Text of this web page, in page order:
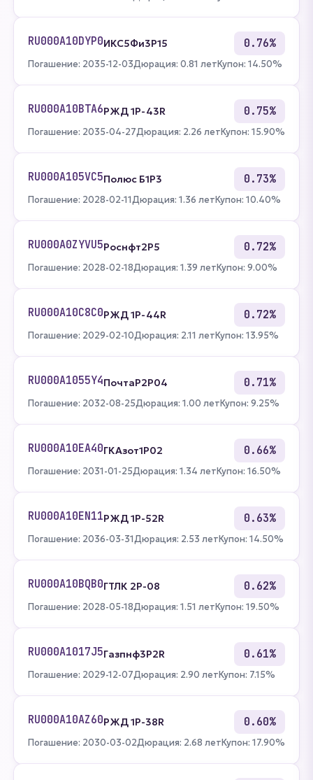
RU000A10DYP0ИКС5Фи3P15 0.76%
Погашение: 2035-12-03Дюрация: 0.81 летКупон: 14.50%
RU000A10BTA6РЖД 1Р-43R 0.75%
Погашение: 2035-04-27Дюрация: 2.26 летКупон: 15.90%
RU000A105VC5Полюс Б1P3 0.73%
Погашение: 2028-02-11Дюрация: 1.36 летКупон: 10.40%
RU000A0ZYVU5Роснфт2P5 0.72%
Погашение: 2028-02-18Дюрация: 1.39 летКупон: 9.00%
RU000A10C8C0РЖД 1Р-44R 0.72%
Погашение: 2029-02-10Дюрация: 2.11 летКупон: 13.95%
RU000A1055Y4ПочтаР2P04 0.71%
Погашение: 2032-08-25Дюрация: 1.00 летКупон: 9.25%
RU000A10EA40ГКАзот1Р02 0.66%
Погашение: 2031-01-25Дюрация: 1.34 летКупон: 16.50%
RU000A10EN11РЖД 1Р-52R 0.63%
Погашение: 2036-03-31Дюрация: 2.53 летКупон: 14.50%
RU000A10BQB0ГТЛК 2P-08 0.62%
Погашение: 2028-05-18Дюрация: 1.51 летКупон: 19.50%
RU000A1017J5Газпнф3P2R 0.61%
Погашение: 2029-12-07Дюрация: 2.90 летКупон: 7.15%
RU000A10AZ60РЖД 1Р-38R 0.60%
Погашение: 2030-03-02Дюрация: 2.68 летКупон: 17.90%